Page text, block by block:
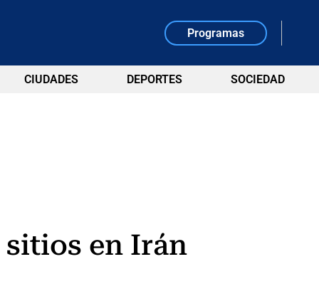
Programas
CIUDADES DEPORTES SOCIEDAD
sitios en Irán